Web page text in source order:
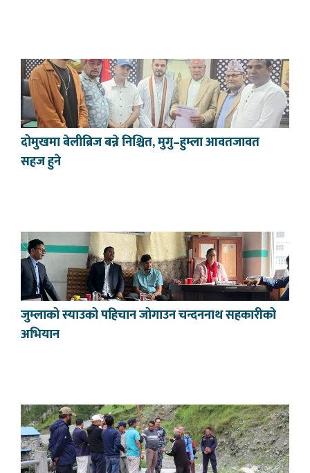
दोमुखमा बेलीब्रिज बन्ने निश्चित, मुगु–हुम्ला आवतजावत
सहज हुने
जुम्लाको स्याउको पहिचान जोगाउन चन्दननाथ सहकारीको
अभियान